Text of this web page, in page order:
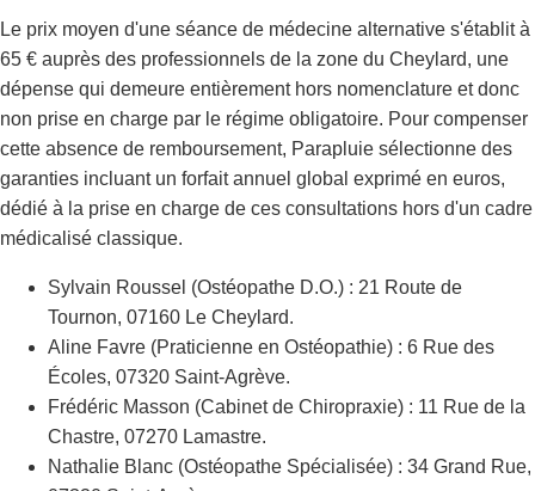
Le prix moyen d'une séance de médecine alternative s'établit à
65 € auprès des professionnels de la zone du Cheylard, une
dépense qui demeure entièrement hors nomenclature et donc
non prise en charge par le régime obligatoire. Pour compenser
cette absence de remboursement, Parapluie sélectionne des
garanties incluant un forfait annuel global exprimé en euros,
dédié à la prise en charge de ces consultations hors d'un cadre
médicalisé classique.
Sylvain Roussel (Ostéopathe D.O.) : 21 Route de
Tournon, 07160 Le Cheylard.
Aline Favre (Praticienne en Ostéopathie) : 6 Rue des
Écoles, 07320 Saint-Agrève.
Frédéric Masson (Cabinet de Chiropraxie) : 11 Rue de la
Chastre, 07270 Lamastre.
Nathalie Blanc (Ostéopathe Spécialisée) : 34 Grand Rue,